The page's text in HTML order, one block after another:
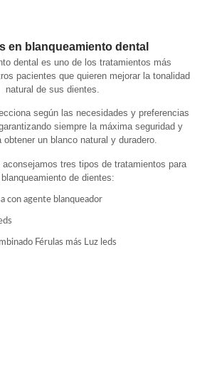
en blanqueamiento dental
dental es uno de los tratamientos más
pacientes que quieren mejorar la tonalidad
natural de sus dientes.
según las necesidades y preferencias
siempre la máxima seguridad y
obtener un blanco natural y duradero.
tres tipos de tratamientos para
de dientes:
con agente blanqueador
Férulas más Luz leds